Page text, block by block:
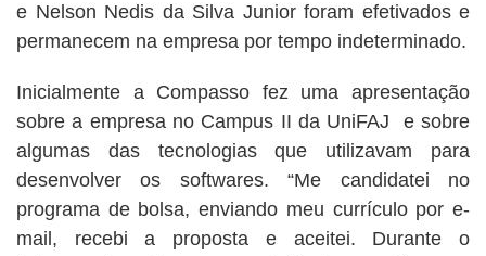
e Nelson Nedis da Silva Junior foram efetivados e
permanecem na empresa por tempo indeterminado.
Inicialmente a Compasso fez uma apresentação
sobre a empresa no Campus II da UniFAJ e sobre
algumas das tecnologias que utilizavam para
desenvolver os softwares. “Me candidatei no
programa de bolsa, enviando meu currículo por e-
mail, recebi a proposta e aceitei. Durante o